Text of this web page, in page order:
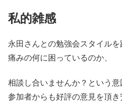
私的雑感
永田さんとの勉強会スタイル
痛みの何に困っているのか、
相談し合いませんか？という意
参加者からも好評の意見を頂き